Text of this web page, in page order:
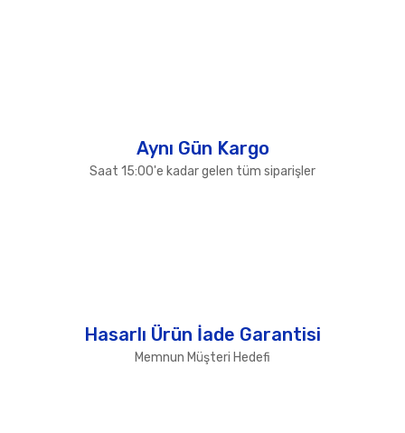
Aynı Gün Kargo
Saat 15:00'e kadar gelen tüm siparişler
Hasarlı Ürün İade Garantisi
Memnun Müşteri Hedefi